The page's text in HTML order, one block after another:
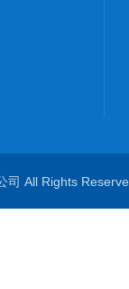
公司 All Rights